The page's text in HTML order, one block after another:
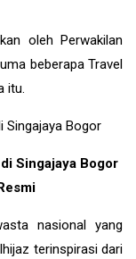
oleh Perwakilan
beberapa Travel
itu.
Singajaya Bogor
nasional yang
terinspirasi dari